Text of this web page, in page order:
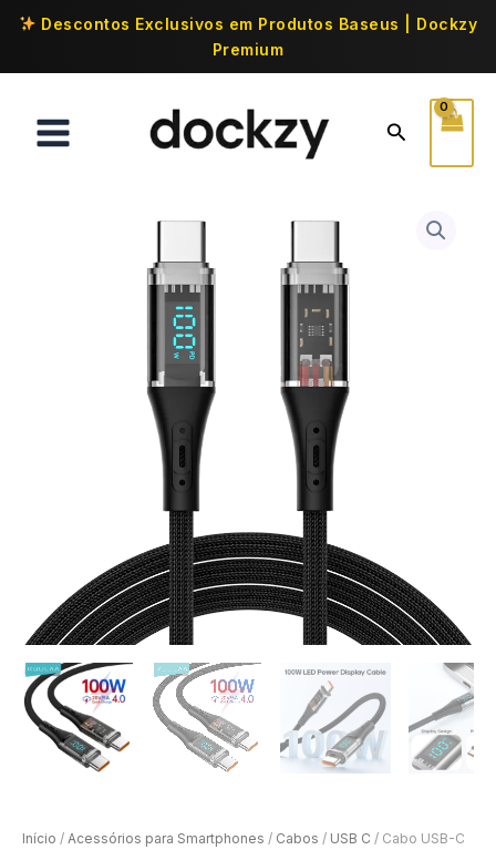
Descontos Exclusivos em Produtos Baseus | Dockzy
Premium
Início / Acessórios para Smartphones / Cabos / USB C / Cabo USB-C